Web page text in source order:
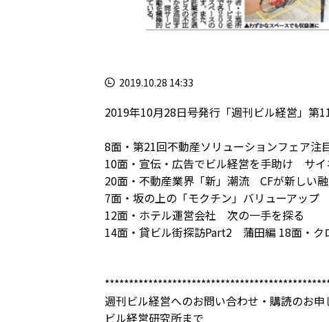
2019.10.28 14:33
2019年10月28日号発行「週刊ビル経営」第
8面・第21回不動産ソリューションフェア注
10面・宣伝・広告でビル経営を手助け サ
20面・不動産業界「新」潮流 CFが新しい
7面・坂の上の「モクチン」バリューアップ
12面・ホテル運営会社 次の一手を探る
14面・貸ビル街探訪Part2 蒲田編 18面・
週刊ビル経営へのお問い合わせ・購読のお
ビル経営研究所まで